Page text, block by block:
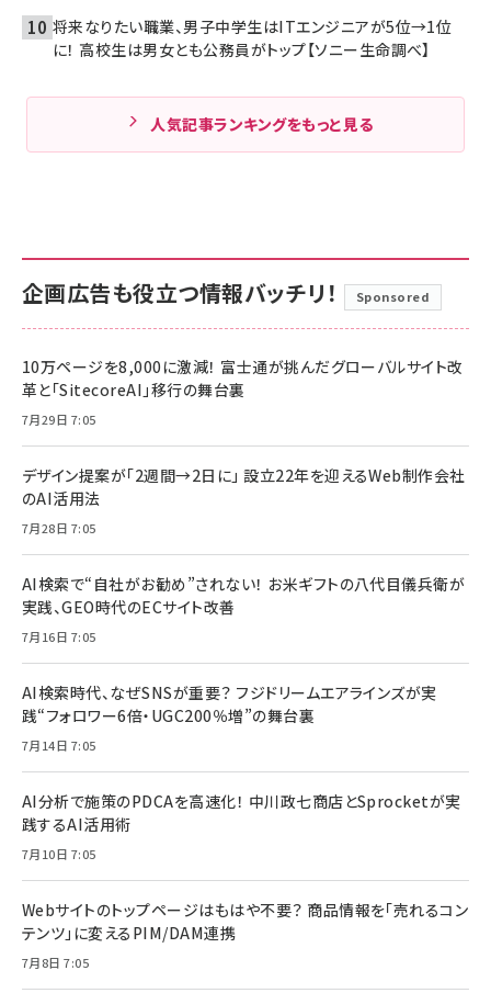
将来なりたい職業、男子中学生はITエンジニアが5位→1位
に！ 高校生は男女とも公務員がトップ【ソニー生命調べ】
人気記事ランキングをもっと見る
企画広告も役立つ情報バッチリ！ Sponsored
10万ページを8,000に激減！ 富士通が挑んだグローバルサイト改
革と「SitecoreAI」移行の舞台裏
7月29日 7:05
デザイン提案が「2週間→2日に」 設立22年を迎えるWeb制作会社
のAI活用法
7月28日 7:05
AI検索で“自社がお勧め”されない！ お米ギフトの八代目儀兵衛が
実践、GEO時代のECサイト改善
7月16日 7:05
AI検索時代、なぜSNSが重要？ フジドリームエアラインズが実
践“フォロワー6倍・UGC200％増”の舞台裏
7月14日 7:05
AI分析で施策のPDCAを高速化！ 中川政七商店とSprocketが実
践するAI活用術
7月10日 7:05
Webサイトのトップページはもはや不要？ 商品情報を「売れるコン
テンツ」に変えるPIM/DAM連携
7月8日 7:05